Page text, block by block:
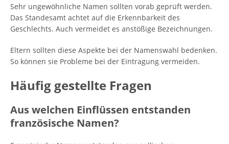
Sehr ungewöhnliche Namen sollten vorab geprüft werden.
Das Standesamt achtet auf die Erkennbarkeit des
Geschlechts. Auch vermeidet es anstößige Bezeichnungen.
Eltern sollten diese Aspekte bei der Namenswahl bedenken.
So können sie Probleme bei der Eintragung vermeiden.
Häufig gestellte Fragen
Aus welchen Einflüssen entstanden
französische Namen?